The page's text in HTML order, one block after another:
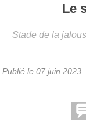
Le
Stade de la
Publié le 07 juin 2023